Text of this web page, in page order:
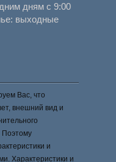
дням с 9:00
выходные
Вас, что
внешний вид и
Поэтому
и
Характеристики и